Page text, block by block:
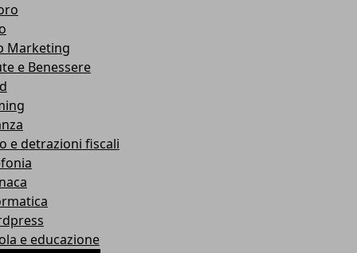
Marketing
e Benessere
e detrazioni fiscali
e educazione